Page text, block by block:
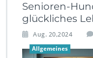
Senioren-
glückliches
Aug. 20,2024
Allgemeines